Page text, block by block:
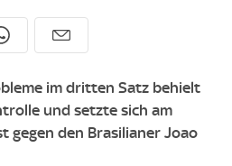
im dritten Satz behielt
und setzte sich am
gegen den Brasilianer Joao